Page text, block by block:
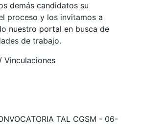
demás candidatos su
proceso y los invitamos a
nuestro portal en busca de
de trabajo.
Vinculaciones
TAL CGSM - 06-